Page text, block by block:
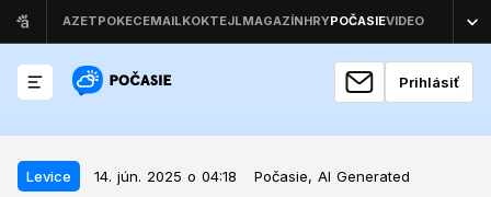
Prihlásiť
Levice 14. jún. 2025 o 04:18 Počasie, AI Generated
Levice 14. jún. 2025 o 04:18